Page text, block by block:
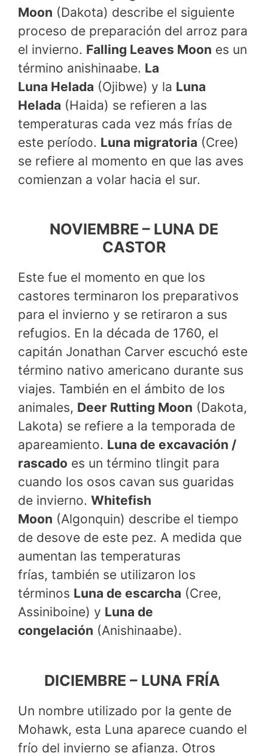
Moon (Dakota) describe el siguiente
proceso de preparación del arroz para
el invierno. Falling Leaves Moon es un
término anishinaabe. La
Luna Helada (Ojibwe) y la Luna
Helada (Haida) se refieren a las
temperaturas cada vez más frías de
este período. Luna migratoria (Cree)
se refiere al momento en que las aves
comienzan a volar hacia el sur.
NOVIEMBRE – LUNA DE
CASTOR
Este fue el momento en que los
castores terminaron los preparativos
para el invierno y se retiraron a sus
refugios. En la década de 1760, el
capitán Jonathan Carver escuchó este
término nativo americano durante sus
viajes. También en el ámbito de los
animales, Deer Rutting Moon (Dakota,
Lakota) se refiere a la temporada de
apareamiento. Luna de excavación /
rascado es un término tlingit para
cuando los osos cavan sus guaridas
de invierno. Whitefish
Moon (Algonquin) describe el tiempo
de desove de este pez. A medida que
aumentan las temperaturas
frías, también se utilizaron los
términos Luna de escarcha (Cree,
Assiniboine) y Luna de
congelación (Anishinaabe).
DICIEMBRE – LUNA FRÍA
Un nombre utilizado por la gente de
Mohawk, esta Luna aparece cuando el
frío del invierno se afianza. Otros